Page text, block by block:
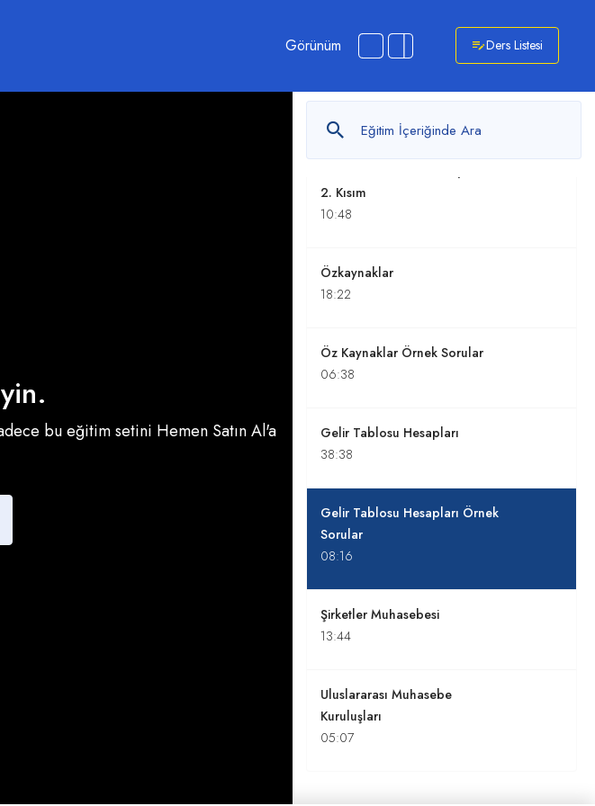
Görünüm Ders Listesi
bu eğitim setini Hemen Satın Al'a
Uzun Vadeli Yabancı Kaynaklar
2. Kısım
10:48
Özkaynaklar
18:22
Öz Kaynaklar Örnek Sorular
06:38
Gelir Tablosu Hesapları
38:38
Gelir Tablosu Hesapları Örnek
Sorular
08:16
Şirketler Muhasebesi
13:44
Uluslararası Muhasebe
Kuruluşları
05:07